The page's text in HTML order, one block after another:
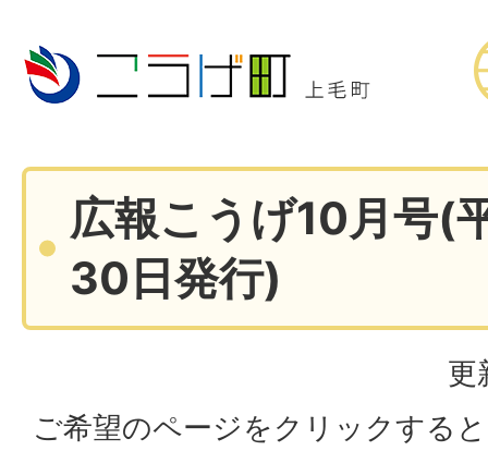
広報こうげ10月号(
30日発行)
更
ご希望のページをクリックする